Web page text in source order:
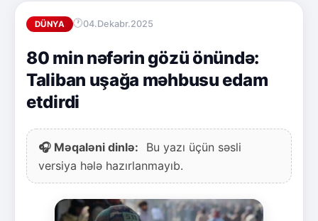
DÜNYA 04.Dekabr.2025
80 min nəfərin gözü önündə:
Taliban uşağa məhbusu edam
etdirdi
🎧 Məqaləni dinlə:
Bu yazı üçün səsli
versiya hələ hazırlanmayıb.